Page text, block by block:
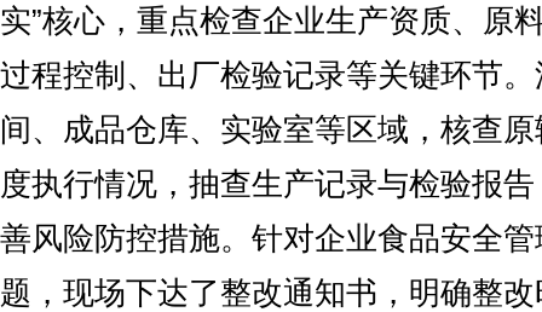
实”核心，重点检查企业生产资质、原
过程控制、出厂检验记录等关键环节
间、成品仓库、实验室等区域，核查
度执行情况，抽查生产记录与检验报
善风险防控措施。针对企业食品安全
题，现场下达了整改通知书，明确整